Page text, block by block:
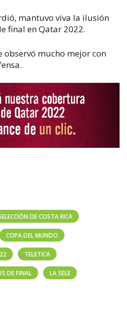
mantuvo viva la ilusión
final en Qatar 2022.
observó mucho mejor con
DE COSTA RICA
COPA DEL MUNDO
TELETICA
DE FINAL LA SELE